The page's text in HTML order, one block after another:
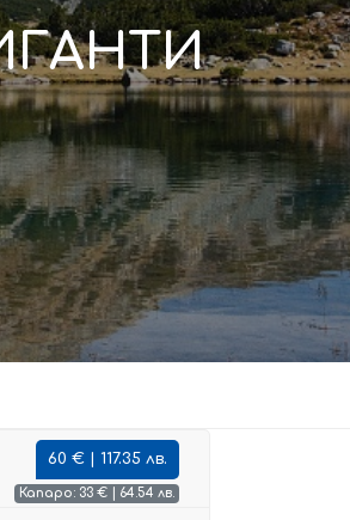
60 € | 117.35 лв.
Капаро: 33 € | 64.54 лв.